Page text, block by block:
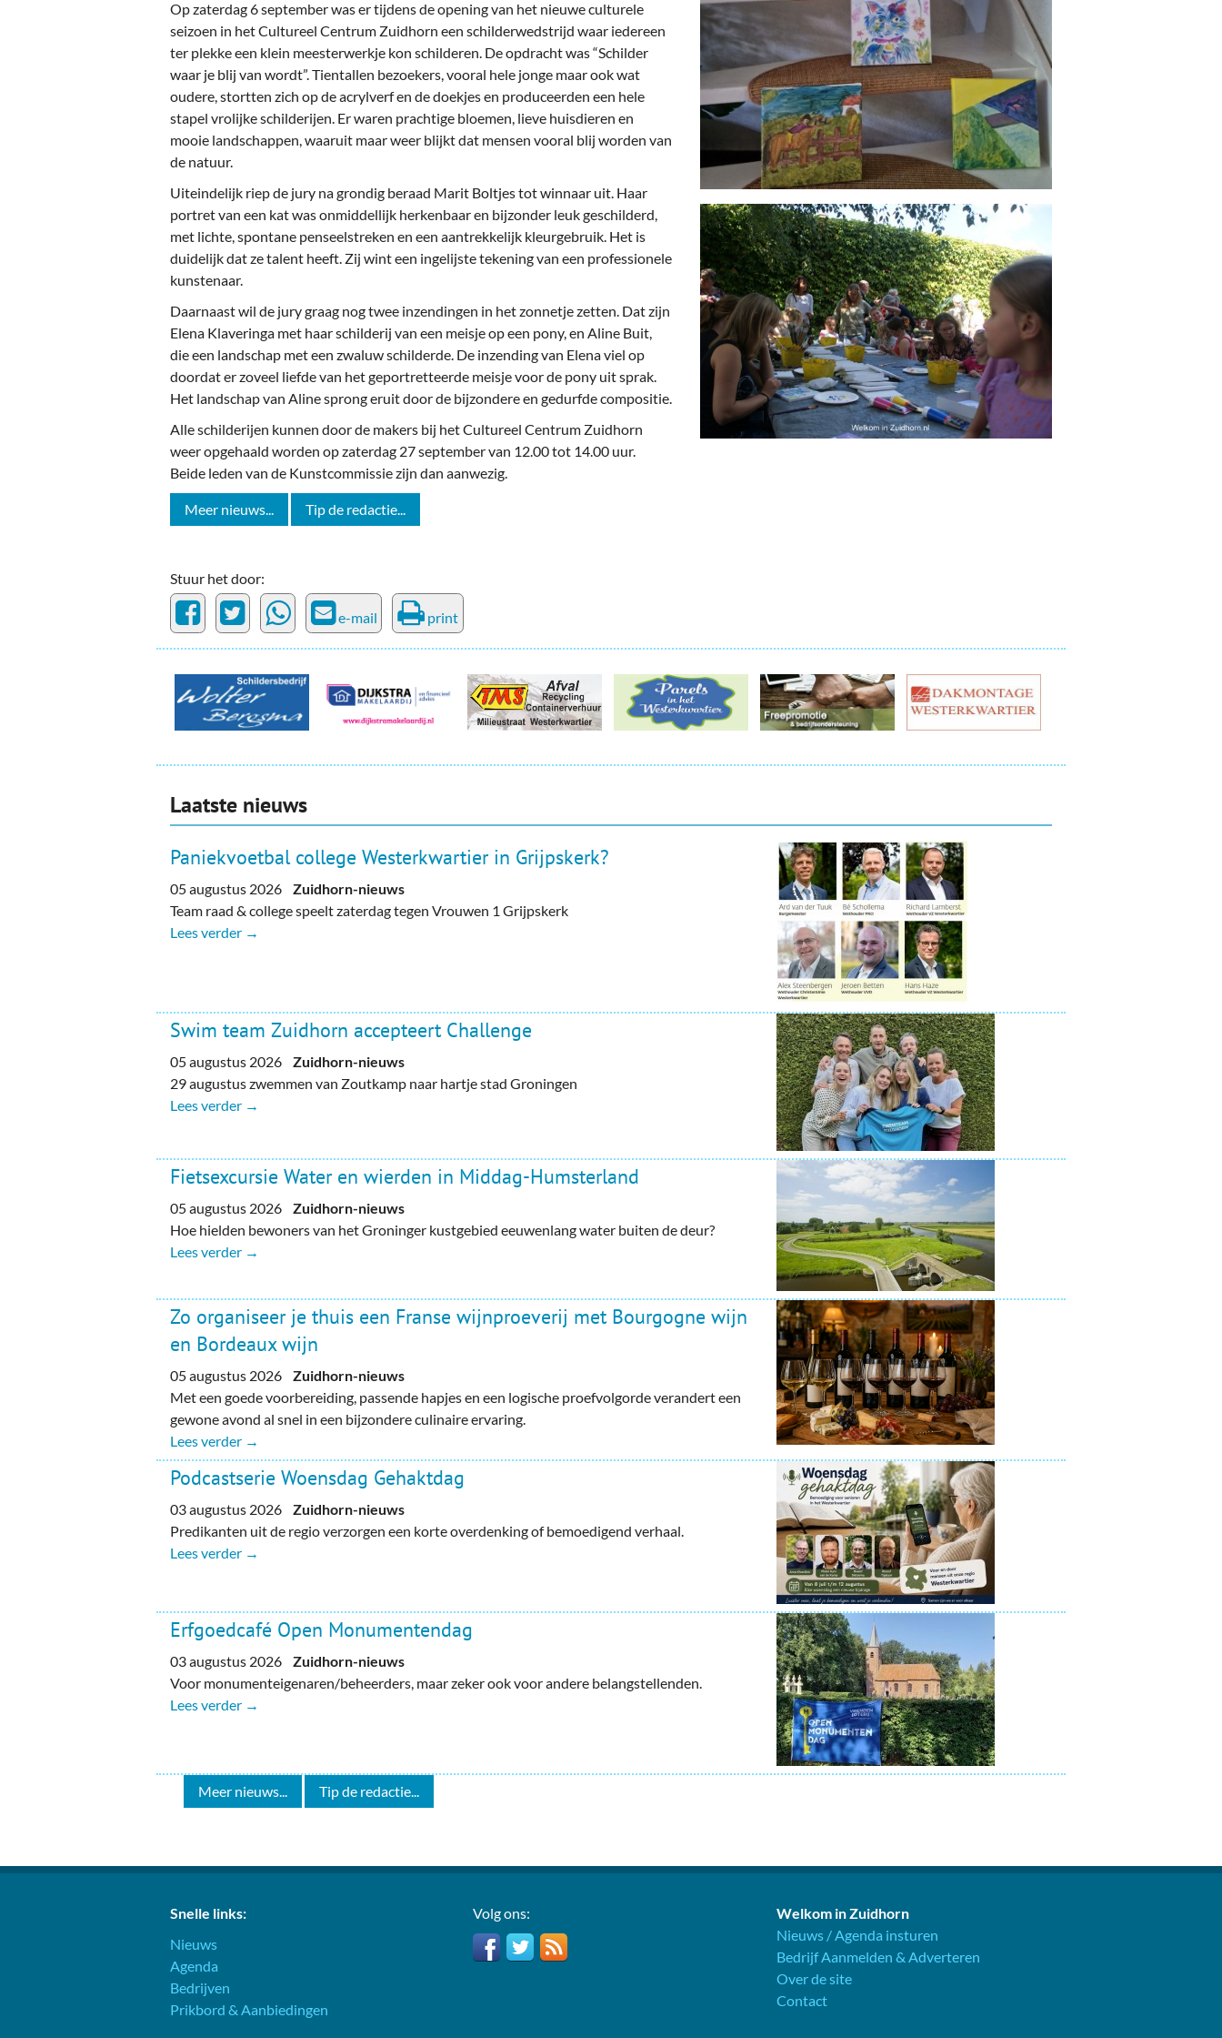
Zuidhorners
On-line bestellen in Zuidhorn
Financiën, Makelaars & Hypotheken
Diensten, Gemak & Zakelijk
(Ver) Bouw & Onderhoud
Bedrijventerreinen
Bedrijven in de Regio Zuidhorn
Bedrijven van Vroeger
Op zaterdag 6 september was er tijdens de opening van het nieuwe culturele
seizoen in het Cultureel Centrum Zuidhorn een schilderwedstrijd waar iedereen
ter plekke een klein meesterwerkje kon schilderen. De opdracht was “Schilder
waar je blij van wordt”. Tientallen bezoekers, vooral hele jonge maar ook wat
oudere, stortten zich op de acrylverf en de doekjes en produceerden een hele
stapel vrolijke schilderijen. Er waren prachtige bloemen, lieve huisdieren en
mooie landschappen, waaruit maar weer blijkt dat mensen vooral blij worden van
de natuur.
Uiteindelijk riep de jury na grondig beraad Marit Boltjes tot winnaar uit. Haar
portret van een kat was onmiddellijk herkenbaar en bijzonder leuk geschilderd,
met lichte, spontane penseelstreken en een aantrekkelijk kleurgebruik. Het is
duidelijk dat ze talent heeft. Zij wint een ingelijste tekening van een professionele
kunstenaar.
Daarnaast wil de jury graag nog twee inzendingen in het zonnetje zetten. Dat zijn
Elena Klaveringa met haar schilderij van een meisje op een pony, en Aline Buit,
die een landschap met een zwaluw schilderde. De inzending van Elena viel op
doordat er zoveel liefde van het geportretteerde meisje voor de pony uit sprak.
Het landschap van Aline sprong eruit door de bijzondere en gedurfde compositie.
Alle schilderijen kunnen door de makers bij het Cultureel Centrum Zuidhorn
weer opgehaald worden op zaterdag 27 september van 12.00 tot 14.00 uur.
Beide leden van de Kunstcommissie zijn dan aanwezig.
Meer nieuws... Tip de redactie...
Stuur het door:
e-mail print
Laatste nieuws
Paniekvoetbal college Westerkwartier in Grijpskerk?
05 augustus 2026Zuidhorn-nieuws
Team raad & college speelt zaterdag tegen Vrouwen 1 Grijpskerk
Lees verder →
Swim team Zuidhorn accepteert Challenge
05 augustus 2026Zuidhorn-nieuws
29 augustus zwemmen van Zoutkamp naar hartje stad Groningen
Lees verder →
Fietsexcursie Water en wierden in Middag-Humsterland
05 augustus 2026Zuidhorn-nieuws
Hoe hielden bewoners van het Groninger kustgebied eeuwenlang water buiten de deur?
Lees verder →
Zo organiseer je thuis een Franse wijnproeverij met Bourgogne wijn
en Bordeaux wijn
05 augustus 2026Zuidhorn-nieuws
Met een goede voorbereiding, passende hapjes en een logische proefvolgorde verandert een
gewone avond al snel in een bijzondere culinaire ervaring.
Lees verder →
Podcastserie Woensdag Gehaktdag
03 augustus 2026Zuidhorn-nieuws
Predikanten uit de regio verzorgen een korte overdenking of bemoedigend verhaal.
Lees verder →
Erfgoedcafé Open Monumentendag
03 augustus 2026Zuidhorn-nieuws
Voor monumenteigenaren/beheerders, maar zeker ook voor andere belangstellenden.
Lees verder →
Meer nieuws... Tip de redactie...
Snelle links:
Nieuws
Agenda
Bedrijven
Prikbord & Aanbiedingen
Volg ons:
Welkom in Zuidhorn
Nieuws / Agenda insturen
Bedrijf Aanmelden & Adverteren
Over de site
Contact